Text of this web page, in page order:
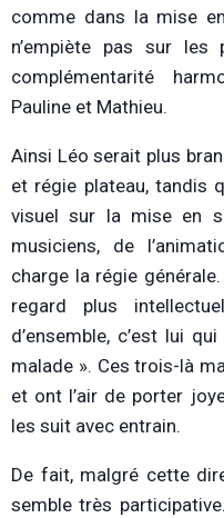
comme dans la mise
n’empiète pas sur les
complémentarité
Pauline et Mathieu.
Ainsi Léo serait plus
et régie plateau, tandis
visuel sur la mise en
musiciens, de
charge la régie
regard plus
d’ensemble, c’est lui
malade ». Ces trois-là
et ont l’air de porter
les suit avec entrain.
De fait, malgré cette
semble très